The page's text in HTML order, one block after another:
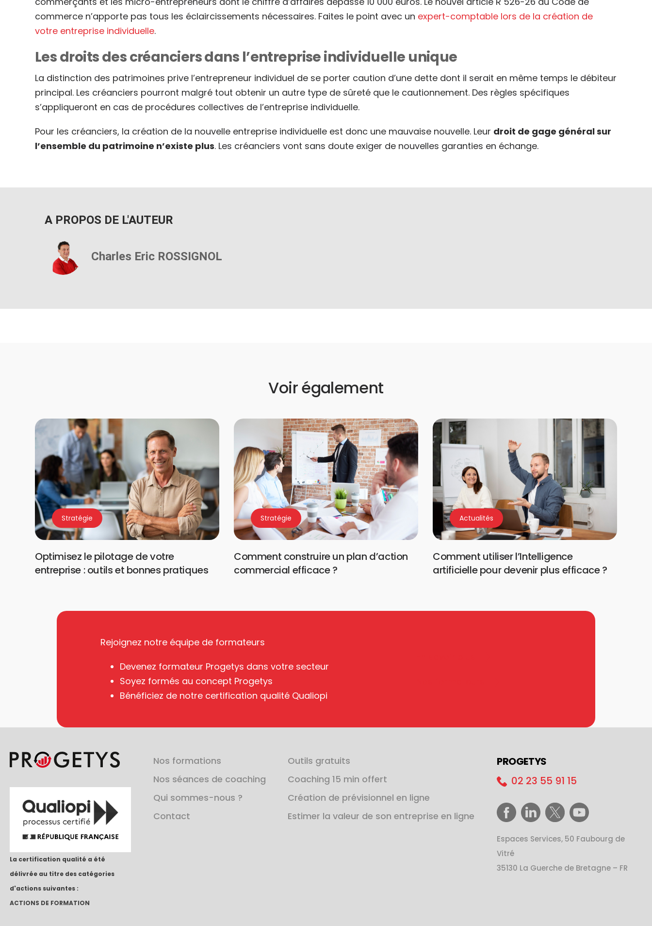
commerce n’apporte pas tous les éclaircissements nécessaires. Faites le point avec un expert-comptable lors de la création de
votre entreprise individuelle.
Les droits des créanciers dans l’entreprise individuelle unique
La distinction des patrimoines prive l’entrepreneur individuel de se porter caution d’une dette dont il serait en même temps le débiteur
principal. Les créanciers pourront malgré tout obtenir un autre type de sûreté que le cautionnement. Des règles spécifiques
s’appliqueront en cas de procédures collectives de l’entreprise individuelle.
Pour les créanciers, la création de la nouvelle entreprise individuelle est donc une mauvaise nouvelle. Leur droit de gage général sur
l’ensemble du patrimoine n’existe plus. Les créanciers vont sans doute exiger de nouvelles garanties en échange.
A PROPOS DE L'AUTEUR
Charles Eric ROSSIGNOL
Voir également
Optimisez le pilotage de votre
entreprise : outils et bonnes pratiques
Stratégie
Comment construire un plan d’action
commercial efficace ?
Stratégie
Comment utiliser l’Intelligence
artificielle pour devenir plus efficace ?
Actualités
Rejoignez notre équipe de formateurs
Devenez formateur Progetys dans votre secteur
Soyez formés au concept Progetys
Bénéficiez de notre certification qualité Qualiopi
La certification qualité a été
délivrée au titre des catégories
d'actions suivantes :
ACTIONS DE FORMATION
Nos formations
Nos séances de coaching
Qui sommes-nous ?
Contact
Outils gratuits
Coaching 15 min offert
Création de prévisionnel en ligne
Estimer la valeur de son entreprise en ligne
PROGETYS
02 23 55 91 15
Espaces Services, 50 Faubourg de
Vitré
35130 La Guerche de Bretagne – FR